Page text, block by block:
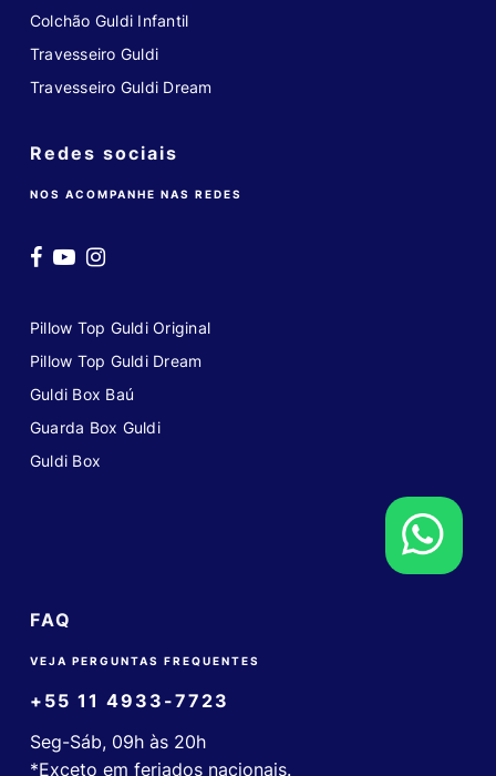
Colchão Guldi Infantil
Travesseiro Guldi
Travesseiro Guldi Dream
Redes sociais
NOS ACOMPANHE NAS REDES
Pillow Top Guldi Original
Pillow Top Guldi Dream
Guldi Box Baú
Guarda Box Guldi
Guldi Box
FAQ
VEJA PERGUNTAS FREQUENTES
+55 11 4933-7723
Seg-Sáb, 09h às 20h
*Exceto em feriados nacionais.